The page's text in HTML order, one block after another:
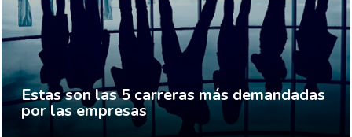
Estas son las 5 carreras más demandadas
por las empresas